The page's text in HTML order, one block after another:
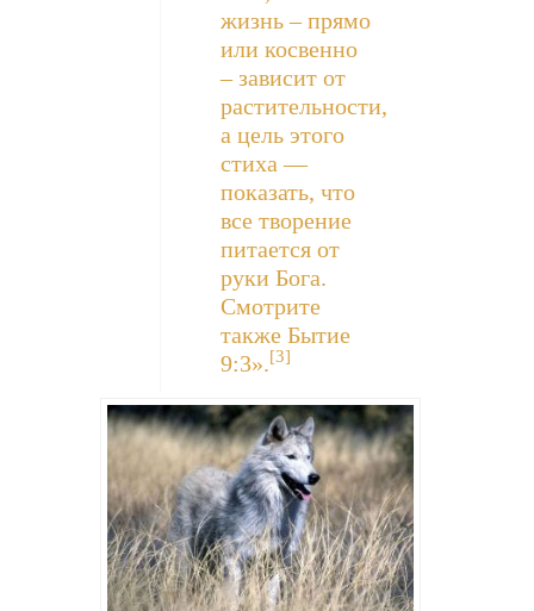
жизнь – прямо
или косвенно
– зависит от
растительности,
а цель этого
стиха —
показать, что
все творение
питается от
руки Бога.
Смотрите
также Бытие
9:3».[3]